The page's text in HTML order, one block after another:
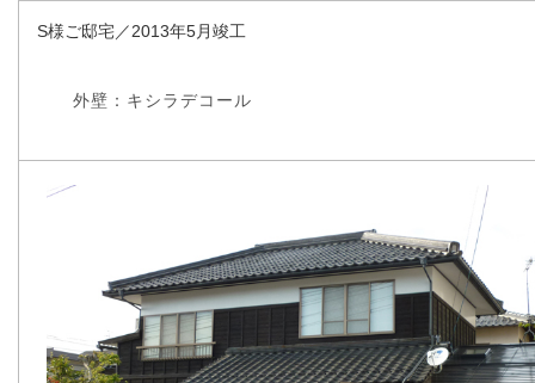
S様ご邸宅／2013年5月竣工
外壁：キシラデコール